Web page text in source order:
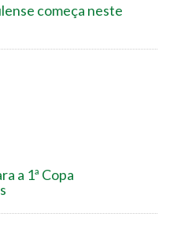
começa neste
a 1ª Copa